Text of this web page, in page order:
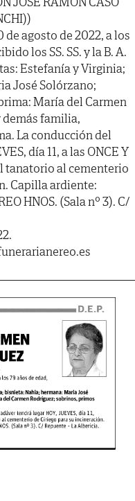
de agosto de 2022, a los
los SS. SS. y la B. A.
Estefanía y Virginia;
José Solórzano;
María del Carmen
familia,
La conducción del
día 11, a las ONCE Y
tanatorio al cementerio
Capilla ardiente:
HNOS. (Sala nº 3). C/